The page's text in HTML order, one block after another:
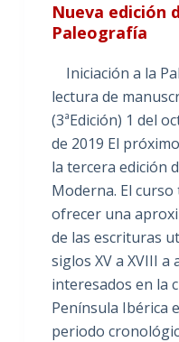
Nueva edición
Paleografía
Iniciación a la
lectura de
(3ªEdición) 1 del
de 2019 El
la tercera edición
Moderna. El
ofrecer una
de las escrituras
siglos XV a XVIII
interesados en la
Península Ibérica
periodo